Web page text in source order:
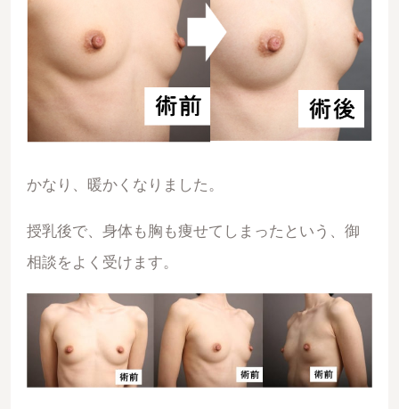
かなり、暖かくなりました。
授乳後で、身体も胸も痩せてしまったという、御
相談をよく受けます。